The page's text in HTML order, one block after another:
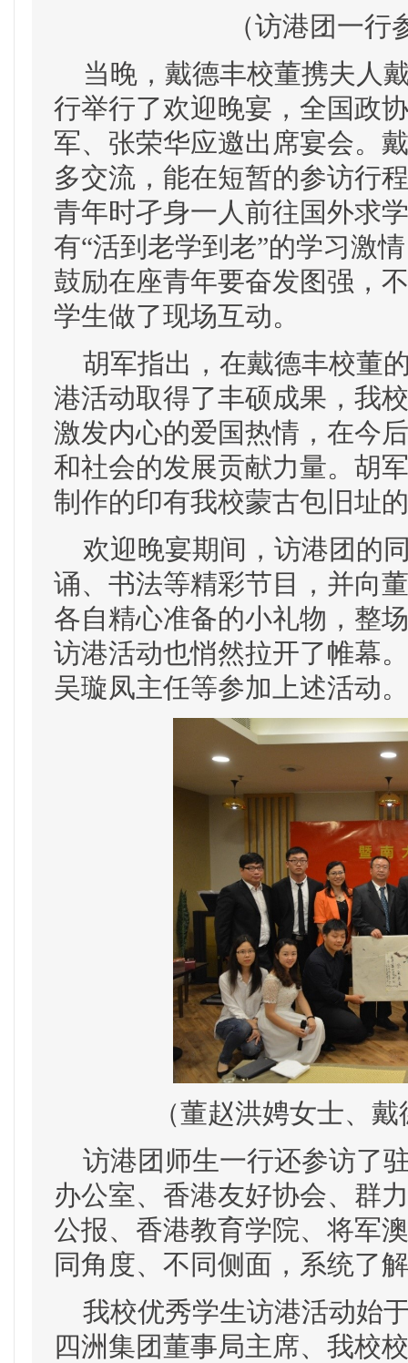
（访港团一
当晚，戴德丰校董携夫人
行举行了欢迎晚宴，全国政
军、张荣华应邀出席宴会。
多交流，能在短暂的参访行
青年时孑身一人前往国外求
有“活到老学到老”的学习激
鼓励在座青年要奋发图强，
学生做了现场互动。
胡军指出，在戴德丰校董
港活动取得了丰硕成果，我
激发内心的爱国热情，在今
和社会的发展贡献力量。胡
制作的印有我校蒙古包旧址
欢迎晚宴期间，访港团的
诵、书法等精彩节目，并向
各自精心准备的小礼物，整
访港活动也悄然拉开了帷幕
吴璇凤主任等参加上述活动。
（董赵洪娉女士、
访港团师生一行还参访了
办公室、香港友好协会、群
公报、香港教育学院、将军
同角度、不同侧面，系统了
我校优秀学生访港活动始
四洲集团董事局主席、我校